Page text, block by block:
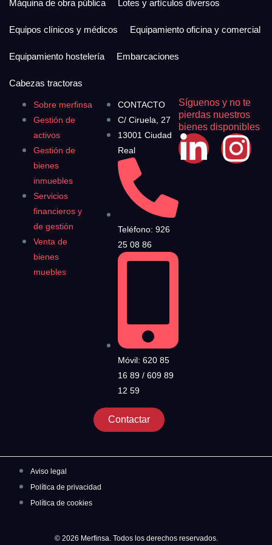
Sobre merfinsa
Gestión de
activos
Gestión de
bienes
inmuebles
Servicios
financieros y
de gestión
Venta de
bienes
muebles
CONTACTO
C/ Ciruela, 27
13001 Ciudad
Real
Teléfono: 926
25 08 86
Móvil: 620 85
16 89 / 609 89
12 59
Contactar
Síguenos y no te
pierdas nuestros
bienes disponibles
Máquina de obra pública Lotes y artículos diversos
Equipos clínicos y médicos Equipamiento oficina y comercial
Equipamiento hostelería Embarcaciones
Cabezas tractoras
Aviso legal
Política de privacidad
Política de cookies
© 2026 Merfinsa. Todos los derechos reservados.